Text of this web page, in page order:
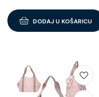
DODAJ U KOŠARICU